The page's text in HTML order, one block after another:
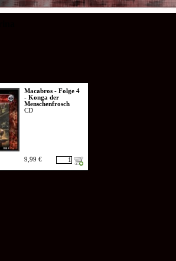
Macabros - Folge 4
- Konga der
Menschenfrosch
CD
9,99 €